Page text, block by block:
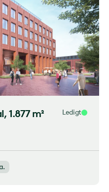
1.877 m² Ledigt